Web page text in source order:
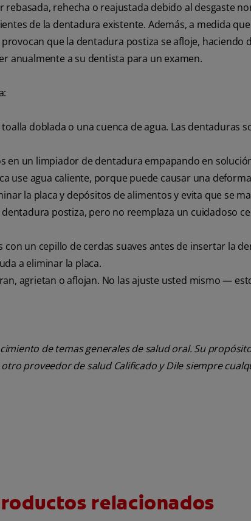
rehecha o reajustada debido al desgaste
de la dentadura existente. Además, a medida que
que la dentadura postiza se afloje, haciendo
anualmente a su dentista para un examen.
doblada o una cuenca de agua. Las dentaduras
en un limpiador de dentadura empapando en
use agua caliente, porque puede causar una
la placa y depósitos de alimentos y evita que se
postiza, pero no reemplaza un cuidadoso
con un cepillo de cerdas suaves antes de insertar la
a eliminar la placa.
agrietan o aflojan. No las ajuste usted mismo —
de temas generales de salud oral. Su
proveedor de salud Calificado y Dile siempre
relacionados